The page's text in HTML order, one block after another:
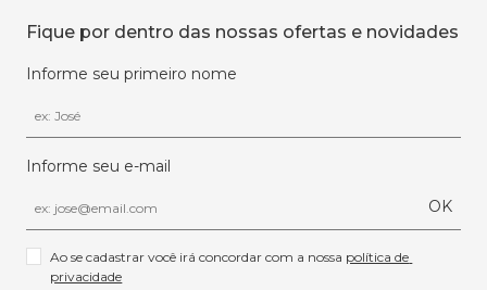
Fique por dentro das nossas ofertas e novidades
Informe seu primeiro nome
Informe seu e-mail
OK
Ao se cadastrar você irá concordar com a nossa política de
privacidade